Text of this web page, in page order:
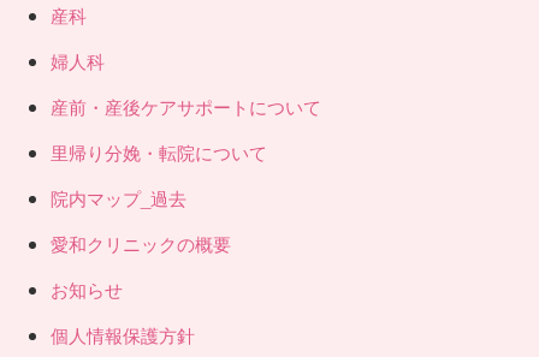
産科
婦人科
産前・産後ケアサポートについて
里帰り分娩・転院について
院内マップ_過去
愛和クリニックの概要
お知らせ
個人情報保護方針